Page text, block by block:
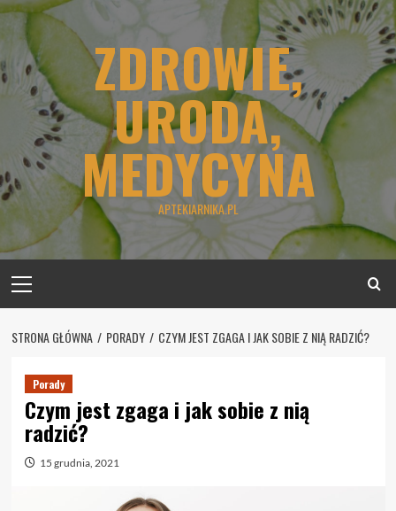
Skip
content
ZDROWIE,
URODA,
MEDYCYNA
APTEKIARNIKA.PL
Menu
STRONA GŁÓWNA PORADY CZYM JEST ZGAGA I JAK SOBIE Z NIĄ RADZIĆ?
Porady
Czym jest zgaga i jak sobie z nią
radzić?
15 grudnia, 2021